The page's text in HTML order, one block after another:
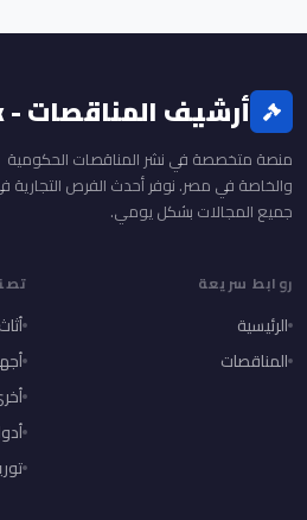
أرشيف المناقصات - BidBook
منصة متخصصة في نشر المناقصات الحكومية
والخاصة في مصر. نوفر أحدث الفرص التجارية
جميع المجالات بشكل يومي.
روابط سريعة
الرئيسية
المناقصات